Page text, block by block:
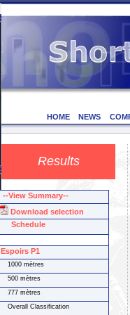
HOME NEWS
Results
--View Summary--
Download selection
Schedule
Espoirs P1
1000 mètres
500 mètres
777 mètres
Overall Classification